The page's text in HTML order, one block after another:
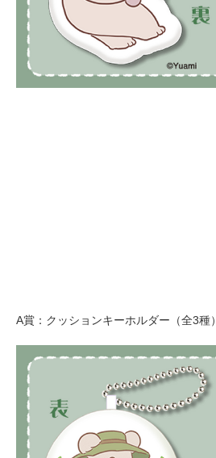
A賞：クッションキーホルダー（全3種）